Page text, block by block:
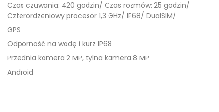
Czas czuwania: 420 godzin/ Czas rozmów: 25 godzin/
Czterordzeniowy procesor 1,3 GHz/ IP68/ DualSIM/
GPS
Odporność na wodę i kurz IP68
Przednia kamera 2 MP, tylna kamera 8 MP
Android